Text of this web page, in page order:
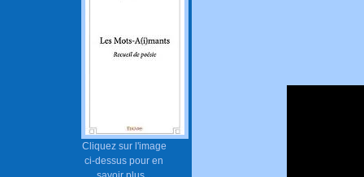
Cliquez sur l'image
ci-dessus pour en